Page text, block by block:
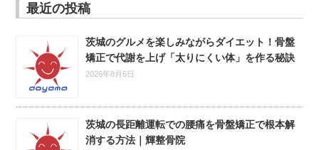
最近の投稿
茨城のグルメを楽しみながらダイエット！骨盤
矯正で代謝を上げ「太りにくい体」を作る秘訣
2026年8月6日
茨城の長距離運転での腰痛を骨盤矯正で根本解
消する方法｜輝整骨院